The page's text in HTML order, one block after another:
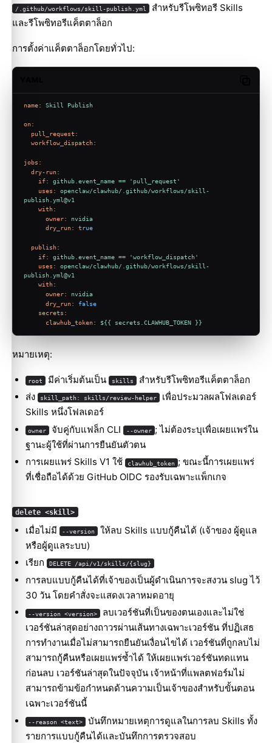
/.github/workflows/skill-publish.yml สำหรับรีโพซิทอรี Skills
และรีโพซิทอรีแค็ตตาล็อก
การตั้งค่าแค็ตตาล็อกโดยทั่วไป:
name: Skill Publish
on:
pull_request:
workflow_dispatch:
jobs:
dry-run:
if:
github.event_name ==
'pull_request'
uses:
openclaw/clawhub/.github/workflows/skill-
publish.yml@v1
with:
owner:
nvidia
dry_run:
true
publish:
if:
github.event_name ==
'workflow_dispatch'
uses:
openclaw/clawhub/.github/workflows/skill-
publish.yml@v1
with:
owner:
nvidia
dry_run:
false
secrets:
clawhub_token:
${{ secrets.CLAWHUB_TOKEN }}
หมายเหตุ:
root มีค่าเริ่มต้นเป็น skills สำหรับรีโพซิทอรีแค็ตตาล็อก
ส่ง
skill_path: skills/review-helper
เพื่อประมวลผลโฟลเดอร์
Skills หนึ่งโฟลเดอร์
owner จับคู่กับแฟล็ก CLI --owner ; ไม่ต้องระบุเพื่อเผยแพร่ใน
ฐานะผู้ใช้ที่ผ่านการยืนยันตัวตน
การเผยแพร่ Skills V1 ใช้
clawhub_token ; ขณะนี้การเผยแพร่
ที่เชื่อถือได้ด้วย GitHub OIDC รองรับเฉพาะแพ็กเกจ
delete <skill>
เมื่อไม่มี --version
ให้ลบ Skills แบบกู้คืนได้ (เจ้าของ ผู้ดูแล
หรือผู้ดูแลระบบ)
เรียก
DELETE /api/v1/skills/{slug}
การลบแบบกู้คืนได้ที่เจ้าของเป็นผู้ดำเนินการจะสงวน slug ไว้
30 วัน โดยคำสั่งจะแสดงเวลาหมดอายุ
--version <version>
ลบเวอร์ชันที่เป็นของตนเองและไม่ใช่
เวอร์ชันล่าสุดอย่างถาวรผ่านเส้นทางเฉพาะเวอร์ชัน ที่ปฏิเสธ
การทำงานเมื่อไม่สามารถยืนยันเงื่อนไขได้ เวอร์ชันที่ถูกลบไม่
สามารถกู้คืนหรือเผยแพร่ซ้ำได้ ให้เผยแพร่เวอร์ชันทดแทน
ก่อนลบ เวอร์ชันล่าสุดในปัจจุบัน เจ้าหน้าที่แพลตฟอร์มไม่
สามารถข้ามข้อกำหนดด้านความเป็นเจ้าของสำหรับขั้นตอน
เฉพาะเวอร์ชันนี้
--reason <text>
บันทึกหมายเหตุการดูแลในการลบ Skills ทั้ง
รายการแบบกู้คืนได้และบันทึกการตรวจสอบ